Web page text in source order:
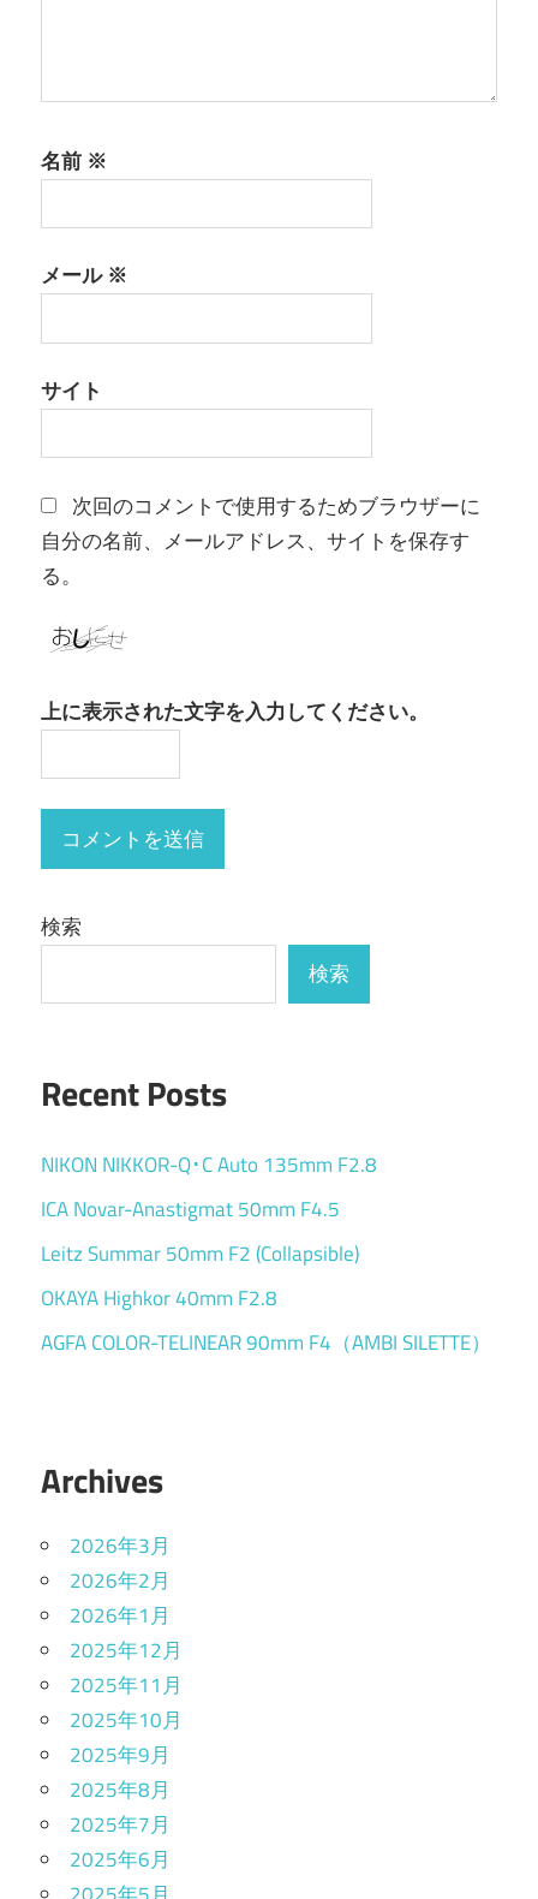
名前 ※
メール※
サイト
次回のコメントで使用するためブラウザーに
自分の名前、メールアドレス、サイトを保存す
る。
上に表示された文字を入力してください。
検索
検索
Recent Posts
NIKON NIKKOR-Q･C Auto 135mm F2.8
ICA Novar-Anastigmat 50mm F4.5
Leitz Summar 50mm F2 (Collapsible)
OKAYA Highkor 40mm F2.8
AGFA COLOR-TELINEAR 90mm F4（AMBI SILETTE）
Archives
2026年3月
2026年2月
2026年1月
2025年12月
2025年11月
2025年10月
2025年9月
2025年8月
2025年7月
2025年6月